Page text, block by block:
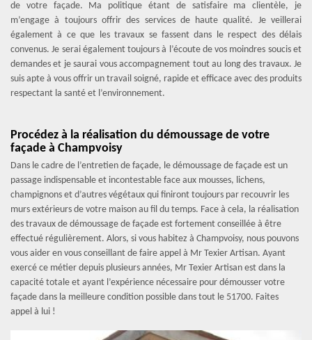
de votre façade. Ma politique étant de satisfaire ma clientèle, je
m’engage à toujours offrir des services de haute qualité. Je veillerai
également à ce que les travaux se fassent dans le respect des délais
convenus. Je serai également toujours à l’écoute de vos moindres soucis et
demandes et je saurai vous accompagnement tout au long des travaux. Je
suis apte à vous offrir un travail soigné, rapide et efficace avec des produits
respectant la santé et l’environnement.
Procédez à la réalisation du démoussage de votre
façade à Champvoisy
Dans le cadre de l’entretien de façade, le démoussage de façade est un
passage indispensable et incontestable face aux mousses, lichens,
champignons et d’autres végétaux qui finiront toujours par recouvrir les
murs extérieurs de votre maison au fil du temps. Face à cela, la réalisation
des travaux de démoussage de façade est fortement conseillée à être
effectué régulièrement. Alors, si vous habitez à Champvoisy, nous pouvons
vous aider en vous conseillant de faire appel à Mr Texier Artisan. Ayant
exercé ce métier depuis plusieurs années, Mr Texier Artisan est dans la
capacité totale et ayant l’expérience nécessaire pour démousser votre
façade dans la meilleure condition possible dans tout le 51700. Faites
appel à lui !